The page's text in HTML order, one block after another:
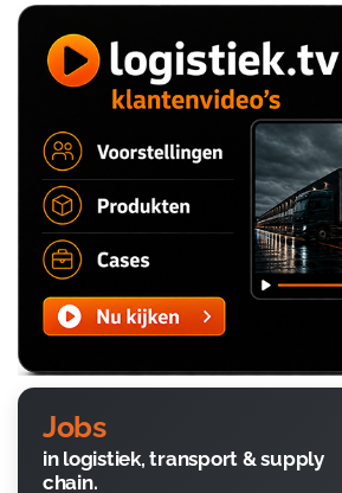
Jobs
in logistiek, transport & supply
chain.